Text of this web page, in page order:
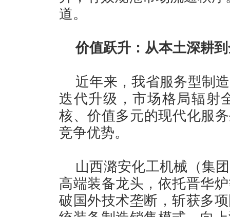
道。
价值跃升：从本土深耕
近年来，我省服务型制
迭代升级，市场格局辐射
核、价值多元的现代化服
竞争优势。
山西潞安化工机械（集
高端装备龙头，依托晋华
破国外技术垄断，斩获多